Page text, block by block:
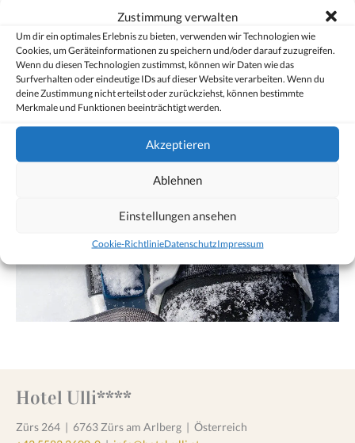
Zustimmung verwalten
Um dir ein optimales Erlebnis zu bieten, verwenden wir Technologien wie
Cookies, um Geräteinformationen zu speichern und/oder darauf zuzugreifen.
Wenn du diesen Technologien zustimmst, können wir Daten wie das
Surfverhalten oder eindeutige IDs auf dieser Website verarbeiten. Wenn du
deine Zustimmung nicht erteilst oder zurückziehst, können bestimmte
Merkmale und Funktionen beeinträchtigt werden.
Akzeptieren
Ablehnen
Einstellungen ansehen
Cookie-RichtlinieDatenschutzImpressum
Hotel Ulli****
Zürs 264 | 6763 Zürs am Arlberg | Österreich